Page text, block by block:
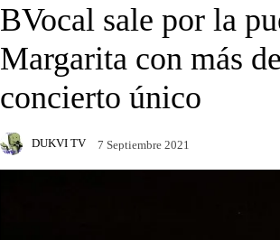
BVocal sale por la
Margarita con más
concierto único
DUKVI TV 7 Septiembre 2021